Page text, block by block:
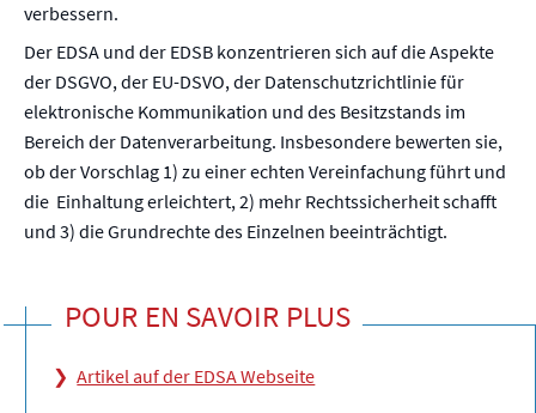
verbessern.
Der EDSA und der EDSB konzentrieren sich auf die Aspekte
der DSGVO, der EU-DSVO, der Datenschutzrichtlinie für
elektronische Kommunikation und des Besitzstands im
Bereich der Datenverarbeitung. Insbesondere bewerten sie,
ob der Vorschlag 1) zu einer echten Vereinfachung führt und
die Einhaltung erleichtert, 2) mehr Rechtssicherheit schafft
und 3) die Grundrechte des Einzelnen beeinträchtigt.
POUR EN SAVOIR PLUS
Artikel auf der EDSA Webseite